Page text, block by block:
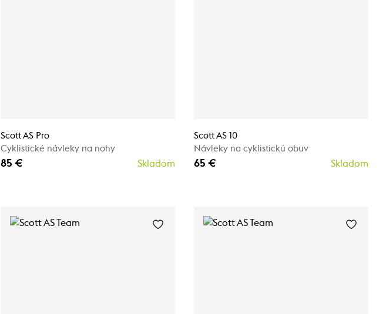
Scott AS Pro
Cyklistické návleky na nohy
85 € Skladom
Scott AS 10
Návleky na cyklistickú obuv
65 € Skladom